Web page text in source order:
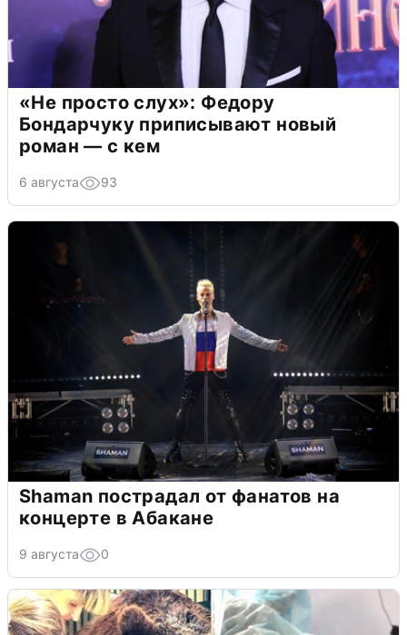
«Не просто слух»: Федору
Бондарчуку приписывают новый
роман — с кем
6 августа 93
Shaman пострадал от фанатов на
концерте в Абакане
9 августа 0